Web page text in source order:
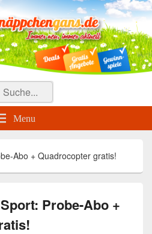
Gewinnspiele
Suche
Menu
Abo + Quadrocopter gratis!
Probe-Abo +